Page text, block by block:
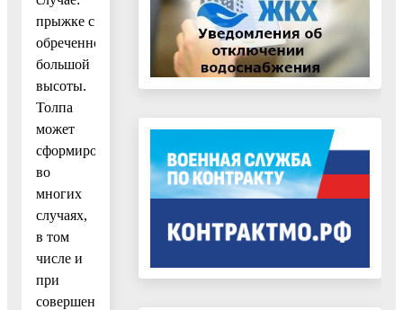
прыжке с
обреченно
большой
высоты.
Толпа
может
сформироваться
во
многих
случаях,
в том
числе и
при
совершении террористических